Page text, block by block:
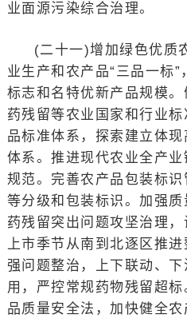
业面源污染综合治理。
(二十一)增加绿色优质
业生产和农产品“三品一标
标志和名特优新产品规模
药残留等农业国家和行业
品标准体系，探索建立体
体系。推进现代农业全产
规范。完善农产品包装标
等分级和包装标识。加强
药残留突出问题攻坚治理
上市季节从南到北逐区推
强问题整治，上下联动、
用，严控常规药物残留超
品质量安全法，加快健全